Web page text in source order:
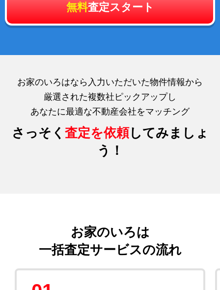
無料査定スタート
お家のいろはなら入力いただいた物件情報から
厳選された複数社ピックアップし
あなたに最適な不動産会社をマッチング
さっそく 査定を依頼してみましょ
う！
お家のいろは
一括査定サービスの流れ